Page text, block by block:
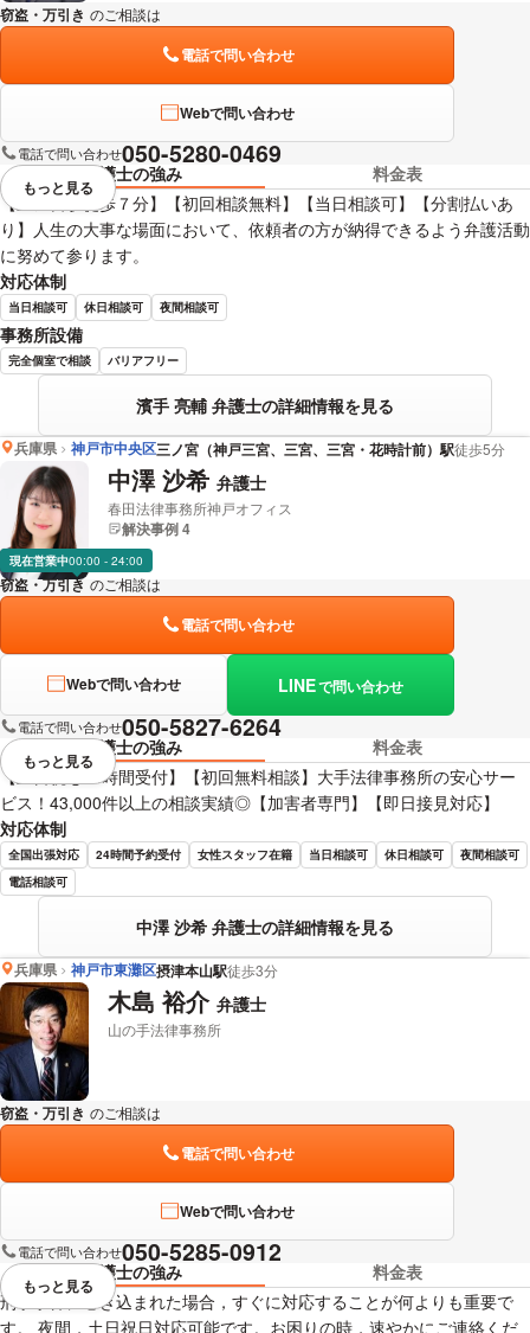
窃盗・万引き のご相談は
電話で問い合わせ
Webで問い合わせ
電話で問い合わせ050-5280-0469
弁護士の強み
料金表
【三ノ宮駅徒歩７分】【初回相談無料】【当日相談可】【分割払いあ
り】人生の大事な場面において、依頼者の方が納得できるよう弁護活動
に努めて参ります。
対応体制
当日相談可 休日相談可 夜間相談可
事務所設備
完全個室で相談 バリアフリー
濱手 亮輔 弁護士の詳細情報を見る
視覚的に省略されている要素を
もっと見る
兵庫県 神戸市中央区三ノ宮（神戸三宮、三宮、三宮・花時計前）駅徒歩5分
中澤 沙希 弁護士
春田法律事務所神戸オフィス
解決事例 4
現在営業中00:00 - 24:00
窃盗・万引き のご相談は
電話で問い合わせ
Webで問い合わせ LINEで問い合わせ
電話で問い合わせ050-5827-6264
弁護士の強み
料金表
【土日祝も24時間受付】【初回無料相談】大手法律事務所の安心サー
ビス！43,000件以上の相談実績◎【加害者専門】【即日接見対応】
対応体制
全国出張対応 24時間予約受付 女性スタッフ在籍 当日相談可 休日相談可
夜間相談可
電話相談可
中澤 沙希 弁護士の詳細情報を見る
視覚的に省略されている要素を
もっと見る
兵庫県 神戸市東灘区摂津本山駅徒歩3分
木島 裕介 弁護士
山の手法律事務所
窃盗・万引き のご相談は
電話で問い合わせ
Webで問い合わせ
電話で問い合わせ050-5285-0912
弁護士の強み
料金表
刑事事件に巻き込まれた場合，すぐに対応することが何よりも重要で
す。 夜間，土日祝日対応可能です。お困りの時，速やかにご連絡くだ
視覚的に省略されている要素を
もっと見る